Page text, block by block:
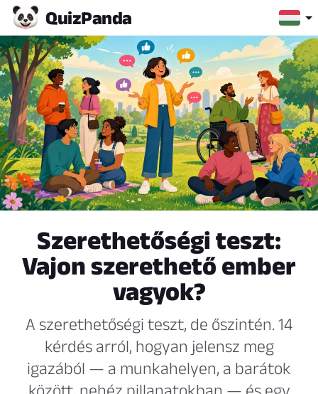
QuizPanda
Szerethetőségi teszt:
Vajon szerethető ember
vagyok?
A szerethetőségi teszt, de őszintén. 14
kérdés arról, hogyan jelensz meg
igazából — a munkahelyen, a barátok